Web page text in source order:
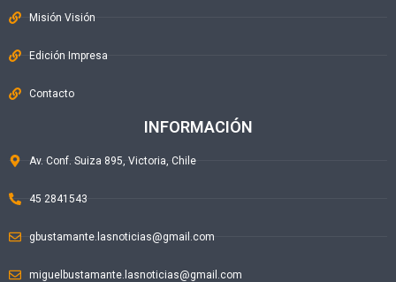
Misión Visión
Edición Impresa
Contacto
INFORMACIÓN
Av. Conf. Suiza 895, Victoria, Chile
45 2841543
gbustamante.lasnoticias@gmail.com
miguelbustamante.lasnoticias@gmail.com